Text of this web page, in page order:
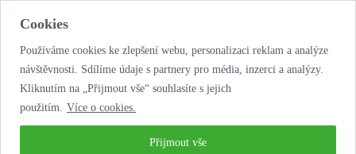
Cookies
Používáme cookies ke zlepšení webu, personalizaci reklam a analýze
návštěvnosti. Sdílíme údaje s partnery pro média, inzerci a analýzy.
Kliknutím na „Přijmout vše“ souhlasíte s jejich
použitím. Více o cookies.
Přijmout vše